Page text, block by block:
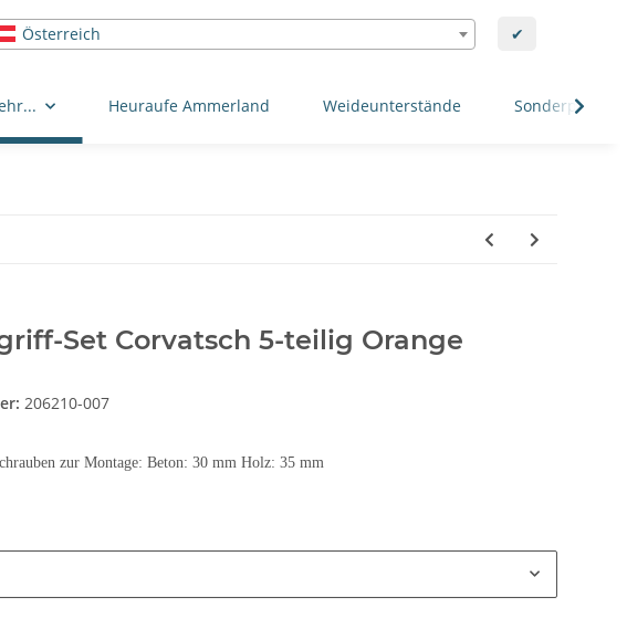
Österreich ✔
Heuraufe Ammerland Weideunterstände Sonderposten
Set Corvatsch 5-teilig Orange
206210-007
zur Montage: Beton: 30 mm Holz: 35 mm